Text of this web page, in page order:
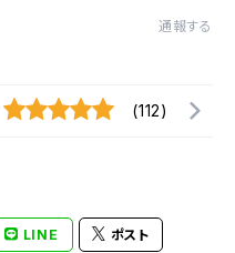
通報する
(112)
LINE ポスト